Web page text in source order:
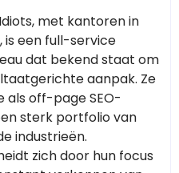
met kantoren in
is een full-service
dat bekend staat om
aanpak. Ze
als off-page SEO-
sterk portfolio van
industrieën.
zich door hun focus